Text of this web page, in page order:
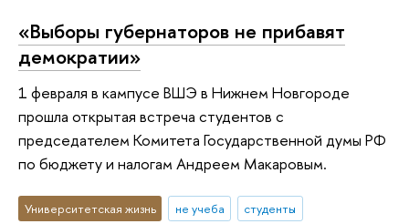
«Выборы губернаторов не прибавят
демократии»
1 февраля в кампусе ВШЭ в Нижнем Новгороде
прошла открытая встреча студентов с
председателем Комитета Государственной думы РФ
по бюджету и налогам Андреем Макаровым.
Университетская жизнь не учеба
студенты